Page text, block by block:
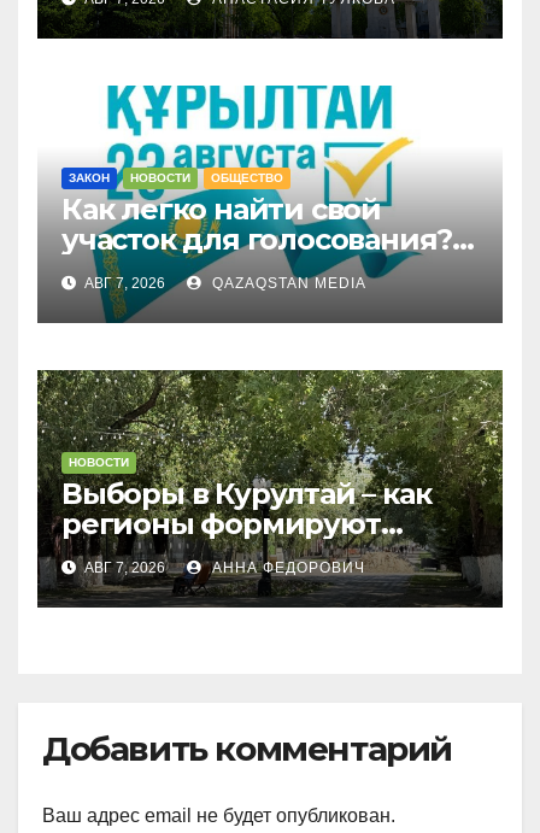
раскритиковал аким СКО
ЗАКОН НОВОСТИ ОБЩЕСТВО
Как легко найти свой
участок для голосования?
Запущен онлайн-сервис
АВГ 7, 2026 QAZAQSTAN MEDIA
НОВОСТИ
Выборы в Курултай – как
регионы формируют
политическую повестку
АВГ 7, 2026 АННА ФЕДОРОВИЧ
Добавить комментарий
Ваш адрес email не будет опубликован.